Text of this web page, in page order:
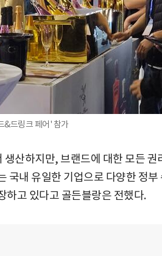
&드링크 페어' 참가
산하지만, 브랜드에 대한 모든 권
국내 유일한 기업으로 다양한 정부
하고 있다고 골든블랑은 전했다.